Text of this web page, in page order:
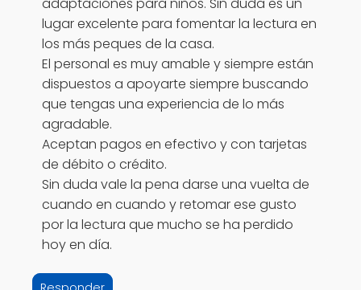
lugar excelente para fomentar la lectura en
los más peques de la casa.
El personal es muy amable y siempre están
dispuestos a apoyarte siempre buscando
que tengas una experiencia de lo más
agradable.
Aceptan pagos en efectivo y con tarjetas
de débito o crédito.
Sin duda vale la pena darse una vuelta de
cuando en cuando y retomar ese gusto
por la lectura que mucho se ha perdido
hoy en día.